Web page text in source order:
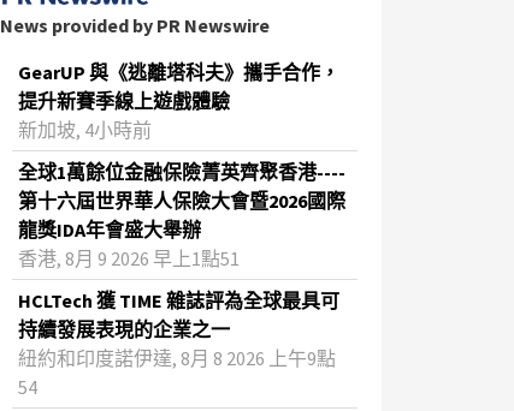
News provided by PR Newswire
GearUP 與《逃離塔科夫》攜手合作，
提升新賽季線上遊戲體驗
新加坡, 4小時前
全球1萬餘位金融保險菁英齊聚香港----
第十六屆世界華人保險大會暨2026國際
龍獎IDA年會盛大舉辦
香港, 8月 9 2026 早上1點51
HCLTech 獲 TIME 雜誌評為全球最具可
持續發展表現的企業之一
紐約和印度諾伊達, 8月 8 2026 上午9點
54